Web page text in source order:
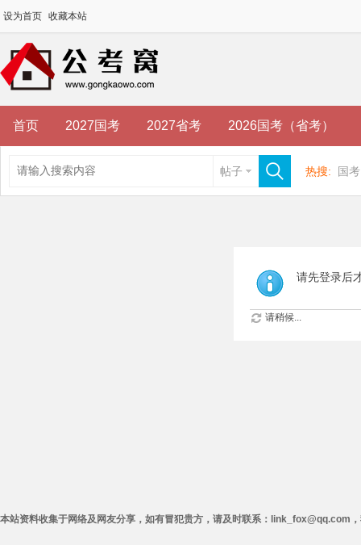
设为首页 收藏本站
首页 2027国考 2027省考 2026国考（省考）
帖子 热搜: 国考
请先登录后
请稍候...
本站资料收集于网络及网友分享，如有冒犯贵方，请及时联系：link_fox@qq.com